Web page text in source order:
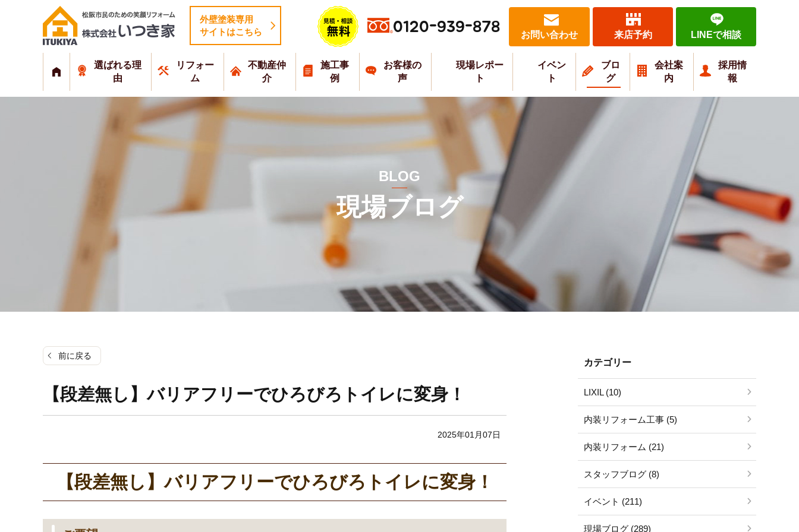
外壁塗装専用
サイトはこちら
0120-939-878 お問い合わせ 来店予約 LINEで相談
選ばれる理
由
リフォー
ム
不動産仲
介
施工事
例
お客様の
声
現場レポー
ト
イベン
ト
ブロ
グ
会社案
内
採用情
報
BLOG
現場ブログ
前に戻る
【段差無し】バリアフリーでひろびろトイレに変身！
2025年01月07日
【段差無し】バリアフリーでひろびろトイレに変身！
カテゴリー
LIXIL (10)
内装リフォーム工事 (5)
内装リフォーム (21)
スタッフブログ (8)
イベント (211)
現場ブログ (289)